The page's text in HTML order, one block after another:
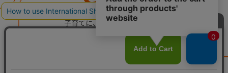
子育てに、イノベーションを。
ベビー用品のコンビ株式会社